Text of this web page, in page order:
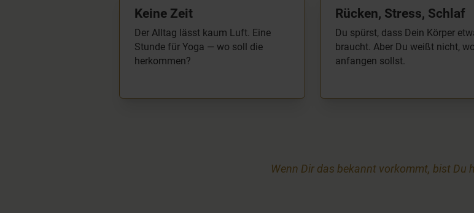
Keine Zeit
Der Alltag lässt kaum Luft. Eine
Stunde für Yoga — wo soll die
herkommen?
Rücken, Stress, Schlaf
Du spürst, dass Dein Körper
braucht. Aber Du weißt nicht,
anfangen sollst.
Wenn Dir das bekannt vorkommt, bist Du